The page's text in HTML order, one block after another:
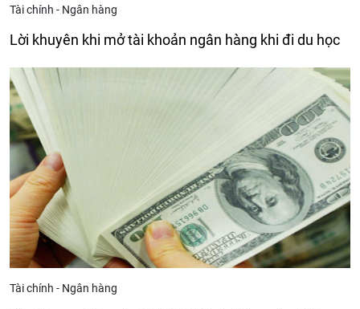
Tài chính - Ngân hàng
Lời khuyên khi mở tài khoản ngân hàng khi đi du học
Tài chính - Ngân hàng